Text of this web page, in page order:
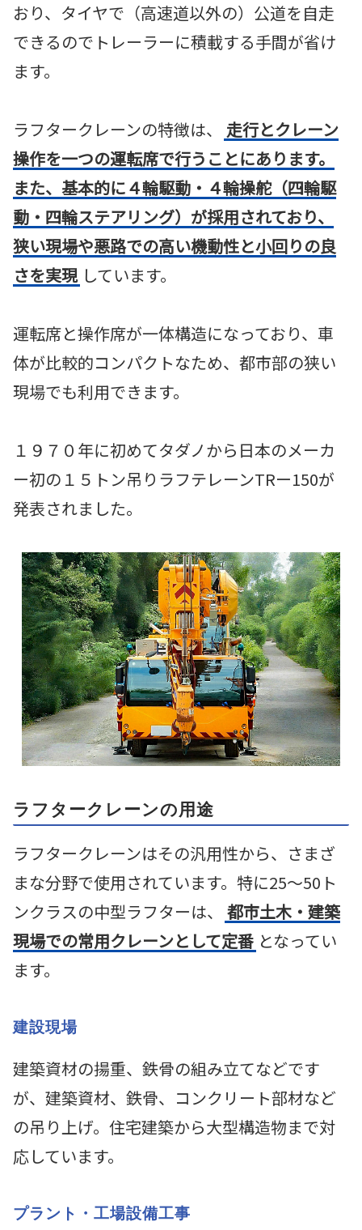
おり、タイヤで（高速道以外の）公道を自走
できるのでトレーラーに積載する手間が省け
ます。
ラフタークレーンの特徴は、
走行とクレーン
操作を一つの運転席で行うことにあります。
また、基本的に４輪駆動・４輪操舵（四輪駆
動・四輪ステアリング）が採用されており、
狭い現場や悪路での高い機動性と小回りの良
さを実現 しています。
運転席と操作席が一体構造になっており、車
体が比較的コンパクトなため、都市部の狭い
現場でも利用できます。
１９７０年に初めてタダノから日本のメーカ
ー初の１５トン吊りラフテレーンTRー150が
発表されました。
ラフタークレーンの用途
ラフタークレーンはその汎用性から、さまざ
まな分野で使用されています。特に25～50ト
ンクラスの中型ラフターは、
都市土木・建築
現場での常用クレーンとして定番 となってい
ます。
建設現場
建築資材の揚重、鉄骨の組み立てなどです
が、建築資材、鉄骨、コンクリート部材など
の吊り上げ。住宅建築から大型構造物まで対
応しています。
プラント・工場設備工事